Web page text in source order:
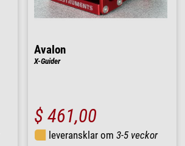
Avalon
X-Guider
$ 461,00
leveransklar om 3-5 veckor